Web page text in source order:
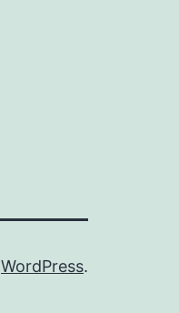
WordPress.